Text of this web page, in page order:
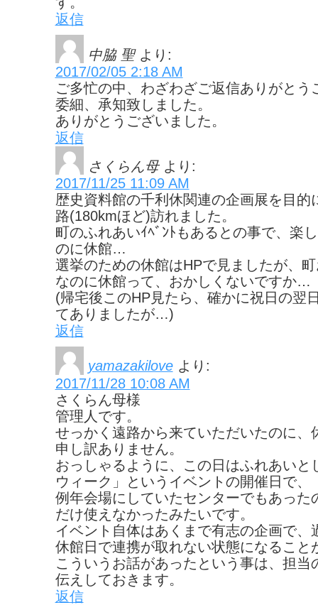
返信
中脇 聖 より:
2017/02/05 2:18 AM
ご多忙の中、わざわざご返信ありがとう
委細、承知致しました。
ありがとうございました。
返信
さくらん母 より:
2017/11/25 11:09 AM
歴史資料館の千利休関連の企画展を目的
路(180kmほど)訪れました。
町のふれあいｲﾍﾞﾝﾄもあるとの事で、楽
のに休館…
選挙のための休館はHPで見ましたが、
なのに休館って、おかしくないですか…
(帰宅後このHP見たら、確かに祝日の翌
てありましたが…)
返信
yamazakilove より:
2017/11/28 10:08 AM
さくらん母様
管理人です。
せっかく遠路から来ていただいたのに、
申し訳ありません。
おっしゃるように、この日はふれあいと
ウィーク」というイベントの開催日で、
例年会場にしていたセンターでもあった
だけ使えなかったみたいです。
イベント自体はあくまで有志の企画で、
休館日で連携が取れない状態になること
こういうお話があったという事は、担当
伝えしておきます。
返信